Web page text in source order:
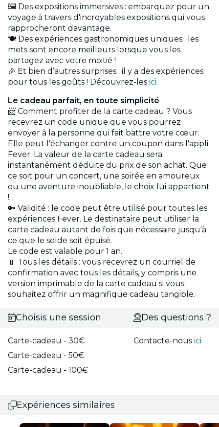
🖼️ Des expositions immersives : embarquez pour un
voyage à travers d'incroyables expositions qui vous
rapprocheront davantage.
🍽️ Des expériences gastronomiques uniques : les
mets sont encore meilleurs lorsque vous les
partagez avec votre moitié !
🎉 Et bien d’autres surprises : il y a des expériences
pour tous les goûts ! Découvrez-les ici.
Le cadeau parfait, en toute simplicité
📨 Comment profiter de la carte cadeau ? Vous
recevrez un code unique que vous pourrez
envoyer à la personne qui fait battre votre cœur.
Elle peut l'échanger contre un coupon dans l'appli
Fever. La valeur de la carte cadeau sera
instantanément déduite du prix de son achat. Que
ce soit pour un concert, une soirée en amoureux
ou une aventure inoubliable, le choix lui appartient
!
🔑 Validité : le code peut être utilisé pour toutes les
expériences Fever. Le destinataire peut utiliser la
carte cadeau autant de fois que nécessaire jusqu'à
ce que le solde soit épuisé.
Le code est valable pour 1 an.
📱 Tous les détails : vous recevrez un courriel de
confirmation avec tous les détails, y compris une
version imprimable de la carte cadeau si vous
souhaitez offrir un magnifique cadeau tangible.
Choisis une session
Carte-cadeau - 30€
Carte-cadeau - 50€
Carte-cadeau - 100€
Des questions ?
Contacte-nousici
Expériences similaires